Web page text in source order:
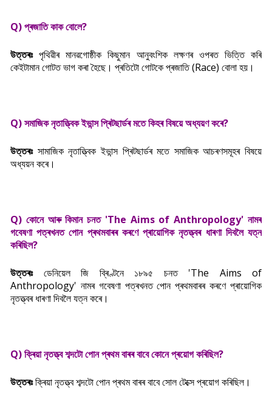
Q) প্ৰজাতি কাক বোলে?
উত্তৰঃপৃথিৱীৰ মানৱগোষ্ঠীক কিছুমান আনুবংশিক লক্ষণৰ ওপৰত ভিত্তি কৰি
কেইটামান গোটত ভাগ কৰা হৈছে। প্ৰতিটো গোটকে প্ৰজাতি (Race) বোলা হয়।
Q) সমাজিক নৃতাত্ত্বিকইভান্স প্ৰিটছাৰ্ডৰ মতেকিহৰ বিষয়ে অধ্যয়ণ কৰে?
উত্তৰঃ সামাজিক নৃতাত্ত্বিক ইভান্স প্ৰিটছাৰ্ডৰ মতে সমাজিক আচৰণসমূহৰ বিষয়ে
অধ্যয়ন কৰে।
Q) কোনে আৰু কিমান চনত 'The Aims of Anthropology' নামৰ
গবেষণা পত্ৰখনত পোন প্ৰথমবাৰৰ কৰণে প্ৰায়োগিক নৃতত্ত্বৰ ধাৰণা দিবলৈ যত্ন
কৰিছিল?
উত্তৰঃ ডেনিয়েল জি ব্ৰিণ্টনে ১৮৯৫ চনত 'The Aims of
Anthropology' নামৰ গবেষণা পত্ৰখনত পোন প্ৰথমবাৰৰ কৰণে প্ৰায়োগিক
নৃতত্ত্বৰ ধাৰণা দিবলৈ যত্ন কৰে।
Q) ক্ৰিয়া নৃতত্ত্ব শব্দটো পোন প্ৰথম বাৰৰ বাবে কোনে প্ৰয়োগ কৰিছিল?
উত্তৰঃক্ৰিয়া নৃতত্ত্ব শব্দটো পোন প্ৰথম বাৰৰ বাবে সোল টেক্সে প্ৰয়োগ কৰিছিল।